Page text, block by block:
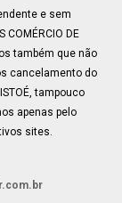
e sem
DE
também que não
cancelamento do
tampouco
apenas pelo
sites.